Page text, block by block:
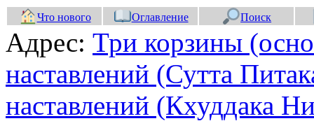
Что нового Оглавление Поиск
Адрес: Три корзины
наставлений (Сутта
наставлений (Кхуддака